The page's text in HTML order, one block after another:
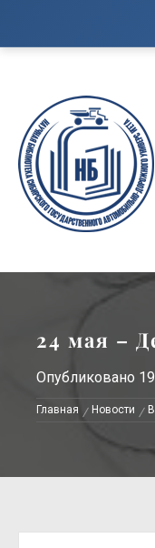
24 мая –
Опубликовано
Главная Новости